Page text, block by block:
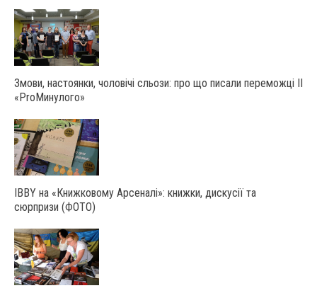
Змови, настоянки, чоловічі сльози: про що писали переможці ІІ
«ProМинулого»
IBBY на «Книжковому Арсеналі»: книжки, дискусії та
сюрпризи (ФОТО)